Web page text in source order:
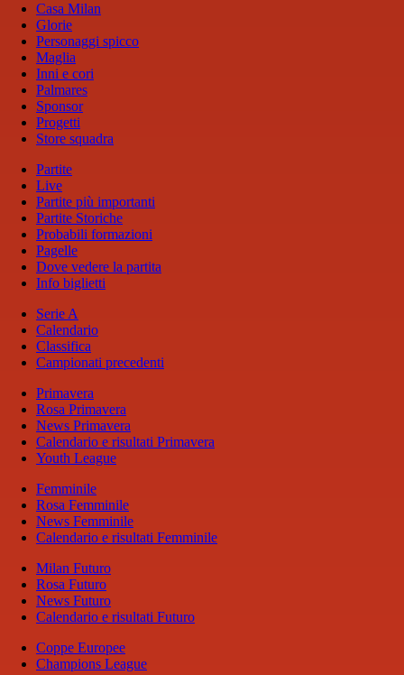
Casa Milan
Glorie
Personaggi spicco
Maglia
Inni e cori
Palmares
Sponsor
Progetti
Store squadra
Partite
Live
Partite più importanti
Partite Storiche
Probabili formazioni
Pagelle
Dove vedere la partita
Info biglietti
Serie A
Calendario
Classifica
Campionati precedenti
Primavera
Rosa Primavera
News Primavera
Calendario e risultati Primavera
Youth League
Femminile
Rosa Femminile
News Femminile
Calendario e risultati Femminile
Milan Futuro
Rosa Futuro
News Futuro
Calendario e risultati Futuro
Coppe Europee
Champions League